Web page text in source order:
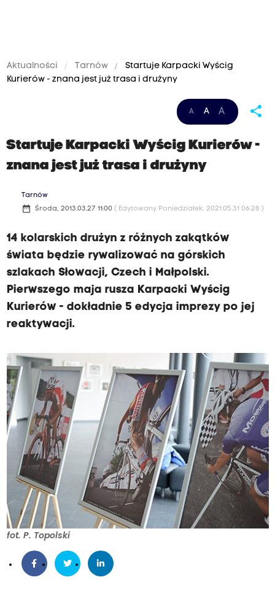
Aktualności Tarnów
Startuje Karpacki Wyścig
Kurierów - znana jest już trasa i drużyny
A A A share
Startuje Karpacki Wyścig Kurierów -
znana jest już trasa i drużyny
Tarnów
date_range Środa, 2013.03.27 11:00 ( Edytowany Poniedziałek, 2021.05.31 06:28 )
14 kolarskich drużyn z różnych zakątków
świata będzie rywalizować na górskich
szlakach Słowacji, Czech i Małpolski.
Pierwszego maja rusza Karpacki Wyścig
Kurierów - dokładnie 5 edycja imprezy po jej
reaktywacji.
fot. P. Topolski